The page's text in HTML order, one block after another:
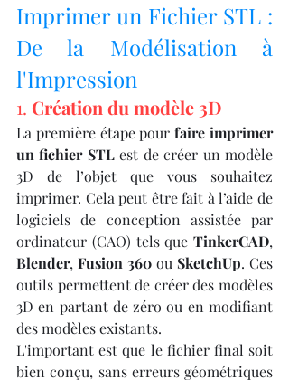
Imprimer un Fichier STL :
De la Modélisation à
l'Impression
1. Création du modèle 3D
La première étape pour faire imprimer
un fichier STL est de créer un modèle
3D de l’objet que vous souhaitez
imprimer. Cela peut être fait à l’aide de
logiciels de conception assistée par
ordinateur (CAO) tels que TinkerCAD
Blender, Fusion 360 ou SketchUp. Ces
outils permettent de créer des modèles
3D en partant de zéro ou en modifiant
des modèles existants.
L'important est que le fichier final soit
bien conçu, sans erreurs géométriques